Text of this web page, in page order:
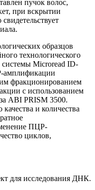
пучок волос,
при вскрытии
образцов
технологического
системы Microread ID-
амплификации
фракционированием
с использованием
ABI PRISM 3500.
и количества
ПЦР-
циклов,
для исследования ДНК.